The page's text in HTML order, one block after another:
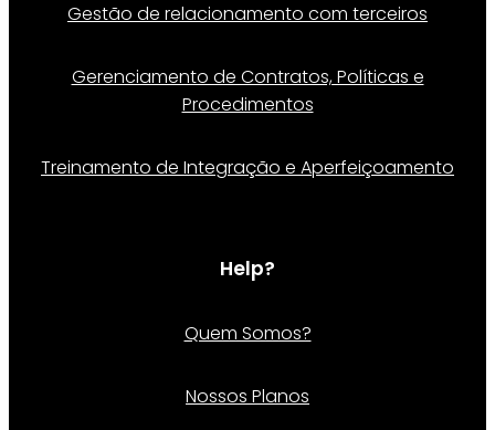
Gestão de relacionamento com terceiros
Gerenciamento de Contratos, Políticas e
Procedimentos
Treinamento de Integração e Aperfeiçoamento
Help?
Quem Somos?
Nossos Planos